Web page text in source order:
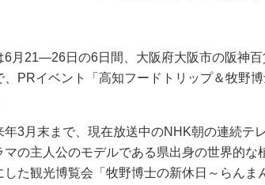
月21―26日の6日間、大阪府大阪市の阪神百
、PRイベント「高知フードトリップ＆牧野博
3月末まで、現在放送中のNHK朝の連続テ
マの主人公のモデルである県出身の世界的な
した観光博覧会「牧野博士の新休日～らんま